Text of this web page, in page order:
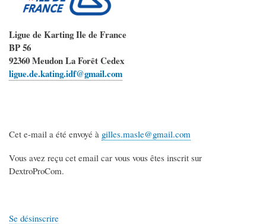
Ligue de Karting Ile de France
BP 56
92360 Meudon La Forêt Cedex
ligue.de.kating.idf@gmail.com
Cet e-mail a été envoyé à gilles.masle@gmail.com
Vous avez reçu cet email car vous vous êtes inscrit sur
DextroProCom.
Se désinscrire